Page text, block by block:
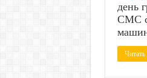
день
СМС с
Читать